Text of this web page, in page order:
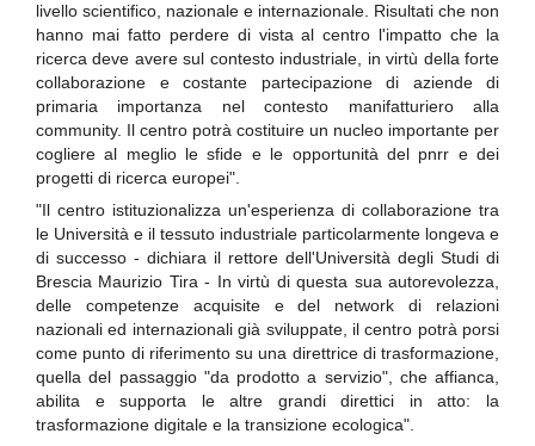
livello scientifico, nazionale e internazionale. Risultati che non
hanno mai fatto perdere di vista al centro l'impatto che la
ricerca deve avere sul contesto industriale, in virtù della forte
collaborazione e costante partecipazione di aziende di
primaria importanza nel contesto manifatturiero alla
community. Il centro potrà costituire un nucleo importante per
cogliere al meglio le sfide e le opportunità del pnrr e dei
progetti di ricerca europei".
"Il centro istituzionalizza un'esperienza di collaborazione tra
le Università e il tessuto industriale particolarmente longeva e
di successo - dichiara il rettore dell'Università degli Studi di
Brescia Maurizio Tira - In virtù di questa sua autorevolezza,
delle competenze acquisite e del network di relazioni
nazionali ed internazionali già sviluppate, il centro potrà porsi
come punto di riferimento su una direttrice di trasformazione,
quella del passaggio "da prodotto a servizio", che affianca,
abilita e supporta le altre grandi direttici in atto: la
trasformazione digitale e la transizione ecologica".